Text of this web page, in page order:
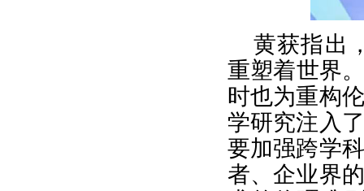
黄获指出
重塑着世界
时也为重构
学研究注入
要加强跨学
者、企业界